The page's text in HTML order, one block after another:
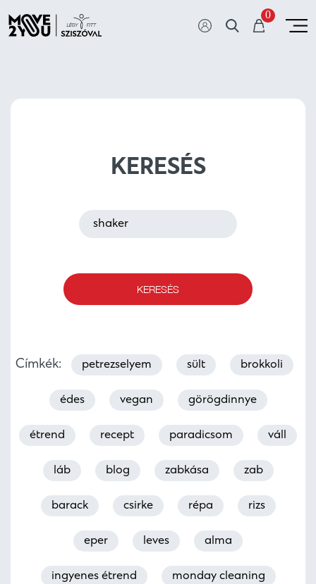
0
KERESÉS
Címkék: petrezselyem sült brokkoli
édes vegan görögdinnye
étrend recept paradicsom váll
láb blog zabkása zab
barack csirke répa rizs
eper leves alma
ingyenes étrend monday cleaning